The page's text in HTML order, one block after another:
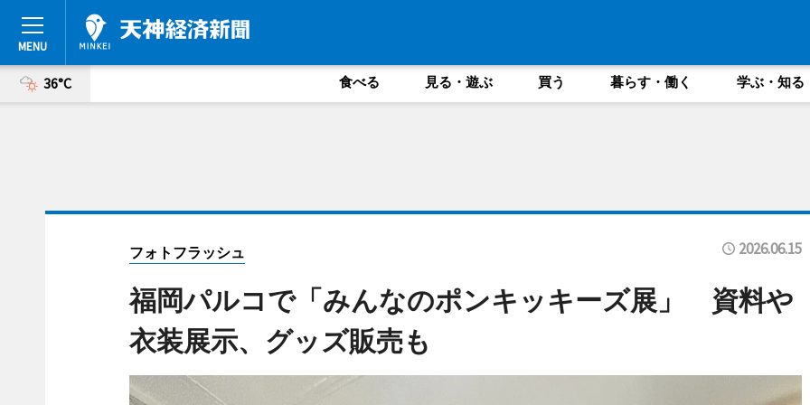
36°C 食べる 見る・遊ぶ 買う 暮らす・働く 学ぶ・知る
フォトフラッシュ 2026.06.15
福岡パルコで「みんなのポンキッキーズ展」 資料や
衣装展示、グッズ販売も